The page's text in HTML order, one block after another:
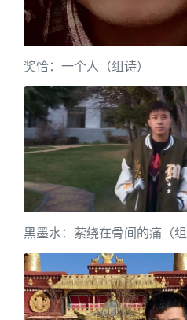
奖恰：一个人（组诗）
黑墨水：萦绕在骨间的痛（组